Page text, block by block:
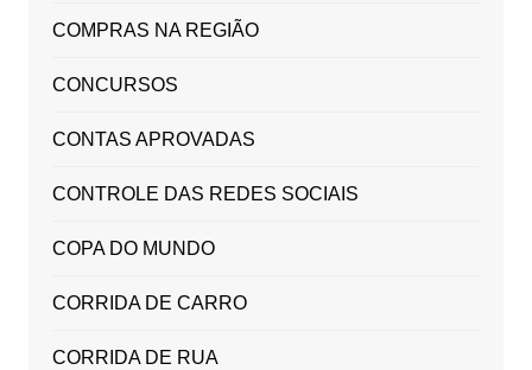
COMPRAS NA REGIÃO
CONCURSOS
CONTAS APROVADAS
CONTROLE DAS REDES SOCIAIS
COPA DO MUNDO
CORRIDA DE CARRO
CORRIDA DE RUA